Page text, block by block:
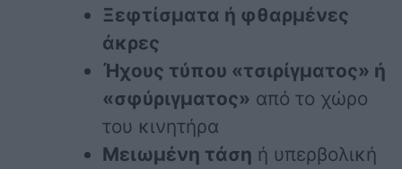
Ξεφτίσματα ή φθαρμένες
άκρες
Ήχους τύπου «τσιρίγματος» ή
«σφύριγματος» από το χώρο
του κινητήρα
Μειωμένη τάση ή υπερβολική